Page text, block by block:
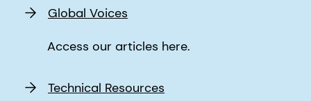
Global Voices
Access our articles here.
Technical Resources